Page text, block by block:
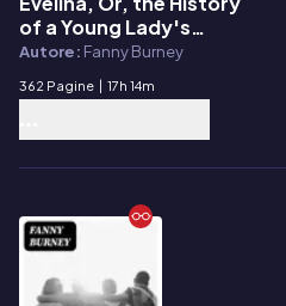
of a Young Lady's
Entrance into the
Autore: Fanny Burney
362 Pagine | 17h 14m